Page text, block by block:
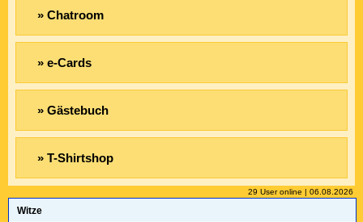
» Chatroom
» e-Cards
» Gästebuch
» T-Shirtshop
29 User online | 06.08.2026
Witze